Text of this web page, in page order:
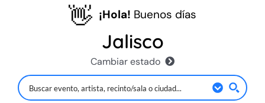
Teatro
👋 ¡Hola! Buenos días
Jalisco
Cambiar estado
Hidalgo